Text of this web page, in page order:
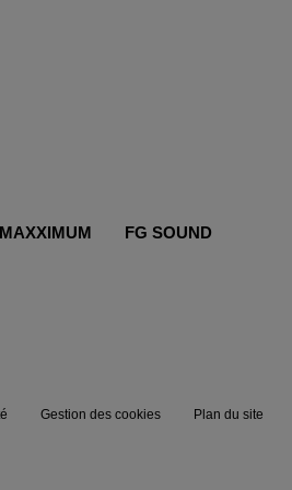
FG SOUND
Gestion des cookies Plan du site